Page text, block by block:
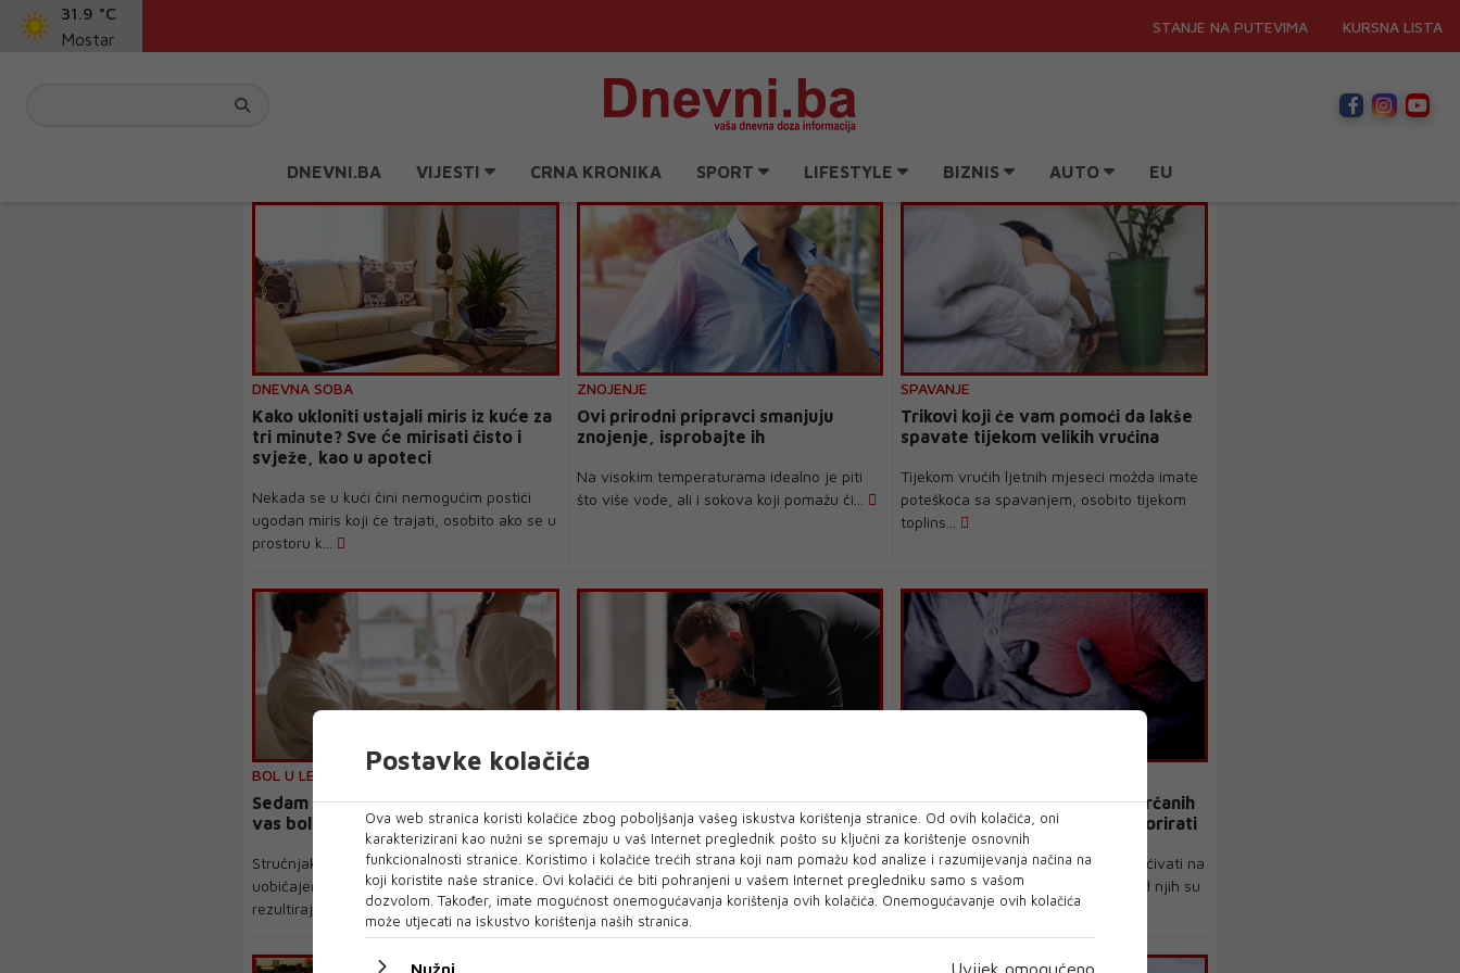
31.9 °C
Mostar
STANJE NA PUTEVIMA KURSNA LISTA
DNEVNI.BA VIJESTI CRNA KRONIKA SPORT LIFESTYLE BIZNIS AUTO EU
DNEVNA SOBA
Kako ukloniti ustajali miris iz kuće za
tri minute? Sve će mirisati čisto i
svježe, kao u apoteci
Nekada se u kući čini nemogućim postići
ugodan miris koji će trajati, osobito ako se u
prostoru k...
ZNOJENJE
Ovi prirodni pripravci smanjuju
znojenje, isprobajte ih
Na visokim temperaturama idealno je piti
što više vode, ali i sokova koji pomažu či...
SPAVANJE
Trikovi koji će vam pomoći da lakše
spavate tijekom velikih vrućina
Tijekom vrućih ljetnih mjeseci možda imate
poteškoća sa spavanjem, osobito tijekom
toplins...
BOL U LEĐIMA
Sedam svakodnevnih navika od kojih
vas bole leđa
Stručnjak za mobilnost podijelio je
uobičajene pogreške koje ljudi rade, a koje
rezultiraj...
VRUĆINE
Preporuke za visoke tempereture,
kako se ponašati
Nekoliko preporuka za građane uslijed
visokih temperatura. Treba izbjegavati
boravak na otvoreno...
Kardiolog otkrio 10 kritičnih srčanih
simptoma koje ne smijete ignorirati
Postoji niz simptoma koji mogu upućivati na
kardiovaskularne probleme i neki od njih su
opasniji ...
Postavke kolačića
Ova web stranica koristi kolačiće zbog poboljšanja vašeg iskustva korištenja stranice. Od ovih kolačića, oni
karakterizirani kao nužni se spremaju u vaš Internet preglednik pošto su ključni za korištenje osnovnih
funkcionalnosti stranice. Koristimo i kolačiće trećih strana koji nam pomažu kod analize i razumijevanja načina na
koji koristite naše stranice. Ovi kolačići će biti pohranjeni u vašem Internet pregledniku samo s vašom
dozvolom. Također, imate mogućnost onemogućavanja korištenja ovih kolačića. Onemogućavanje ovih kolačića
može utjecati na iskustvo korištenja naših stranica.
Nužni Uvijek omogućeno